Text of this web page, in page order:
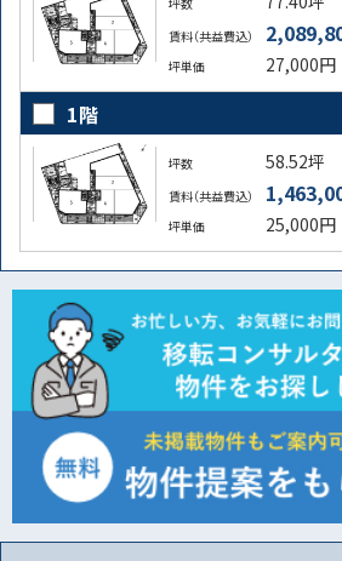
賃料（共益費込）
坪単価 27,000円
1階
坪数 58.52坪
賃料（共益費込）
坪単価 25,000円